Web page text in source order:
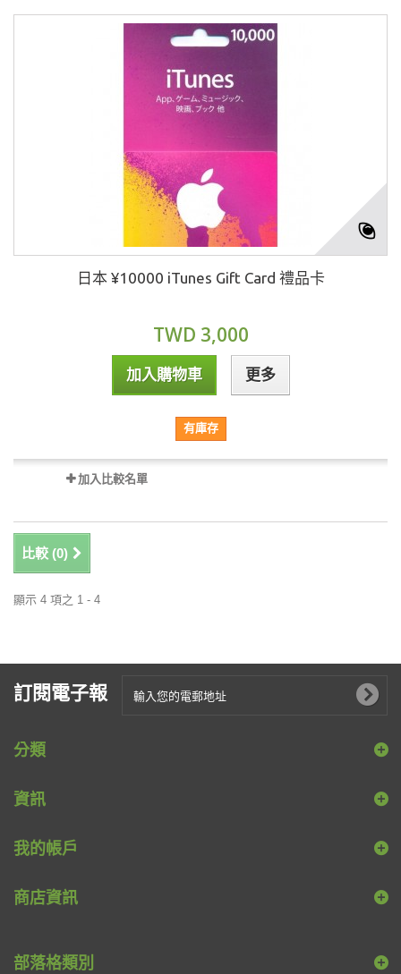
日本 ¥10000 iTunes Gift Card 禮品卡
TWD 3,000
加入購物車 更多
有庫存
加入比較名單
比較 (0)
顯示 4 項之 1 - 4
訂閱電子報
分類
資訊
我的帳戶
商店資訊
部落格類別